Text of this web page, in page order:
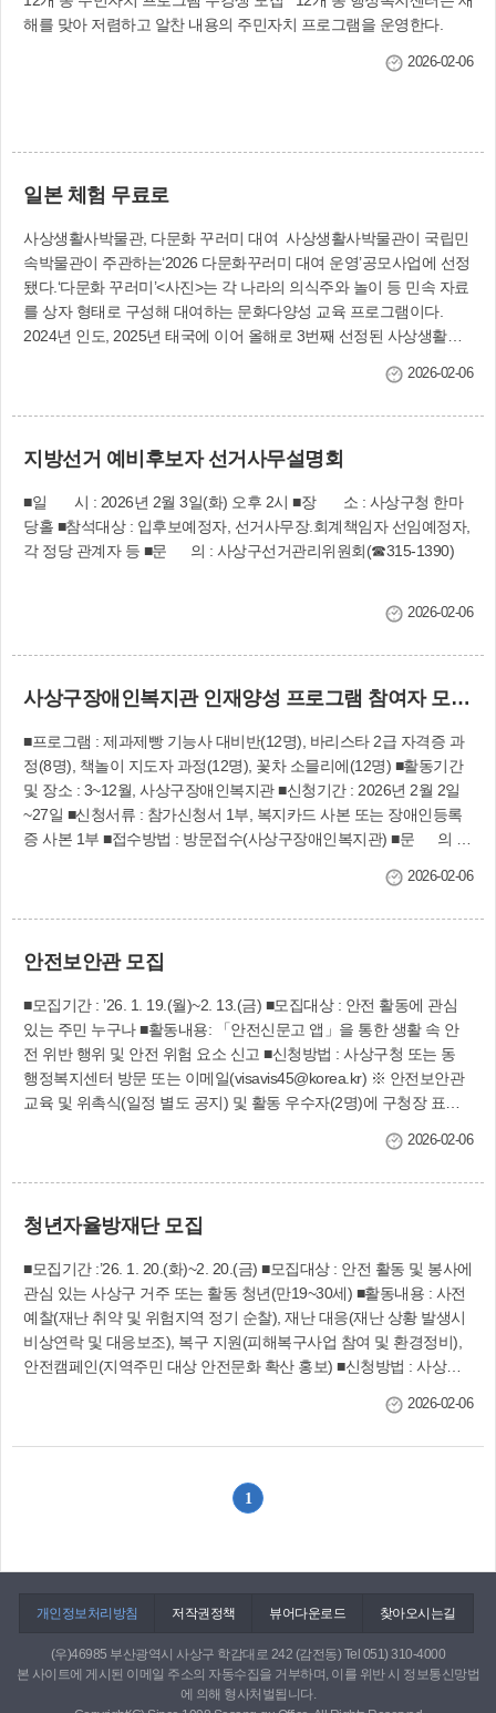
허 반납제도 구분 기존 변경 지원금액 10만 원 최
대 30만 원으로 상향 (실운전자 30만 원, 일반운전
해를 맞아 저렴하고 알찬 내용의 주민자치 프로그램을 운영한다.
2026-02-06
일본 체험 무료로
사상생활사박물관, 다문화 꾸러미 대여 사상생활사박물관이 국립민
속박물관이 주관하는‘2026 다문화꾸러미 대여 운영’공모사업에 선정
됐다.‘다문화 꾸러미’<사진>는 각 나라의 의식주와 놀이 등 민속 자료
를 상자 형태로 구성해 대여하는 문화다양성 교육 프로그램이다.
2024년 인도, 2025년 태국에 이어 올해로 3번째 선정된 사상생활사
다. 큰 꾸러미는 박물관 전시.교육에 활용하고, 작은 꾸러미는 어린이
(☎310-5137)
2026-02-06
지방선거 예비후보자 선거사무설명회
■일 시 : 2026년 2월 3일(화) 오후 2시 ■장 소 : 사상구청 한마
당홀 ■참석대상 : 입후보예정자, 선거사무장.회계책임자 선임예정자,
각 정당 관계자 등 ■문 의 : 사상구선거관리위원회(☎315-1390)
2026-02-06
사상구장애인복지관 인재양성 프로그램 참여자 모집
■프로그램 : 제과제빵 기능사 대비반(12명), 바리스타 2급 자격증 과
정(8명), 책놀이 지도자 과정(12명), 꽃차 소믈리에(12명) ■활동기간
및 장소 : 3~12월, 사상구장애인복지관 ■신청기간 : 2026년 2월 2일
~27일 ■신청서류 : 참가신청서 1부, 복지카드 사본 또는 장애인등록
증 사본 1부 ■접수방법 : 방문접수(사상구장애인복지관) ■문 의 :
2026-02-06
안전보안관 모집
■모집기간 : ’26. 1. 19.(월)~2. 13.(금) ■모집대상 : 안전 활동에 관심
있는 주민 누구나 ■활동내용: 「안전신문고 앱」을 통한 생활 속 안
전 위반 행위 및 안전 위험 요소 신고 ■신청방법 : 사상구청 또는 동
행정복지센터 방문 또는 이메일(visavis45@korea.kr) ※ 안전보안관
교육 및 위촉식(일정 별도 공지) 및 활동 우수자(2명)에 구청장 표창
2026-02-06
청년자율방재단 모집
■모집기간 :’26. 1. 20.(화)~2. 20.(금) ■모집대상 : 안전 활동 및 봉사에
관심 있는 사상구 거주 또는 활동 청년(만19~30세) ■활동내용 : 사전
예찰(재난 취약 및 위험지역 정기 순찰), 재난 대응(재난 상황 발생시
비상연락 및 대응보조), 복구 지원(피해복구사업 참여 및 환경정비),
안전캠페인(지역주민 대상 안전문화 확산 홍보) ■신청방법 : 사상구
2026-02-06
1
개인정보처리방침 저작권정책 뷰어다운로드 찾아오시는길
(우)46985 부산광역시 사상구 학감대로 242 (감전동) Tel 051) 310-4000
본 사이트에 게시된 이메일 주소의 자동수집을 거부하며, 이를 위반 시 정보통신망법
에 의해 형사처벌됩니다.